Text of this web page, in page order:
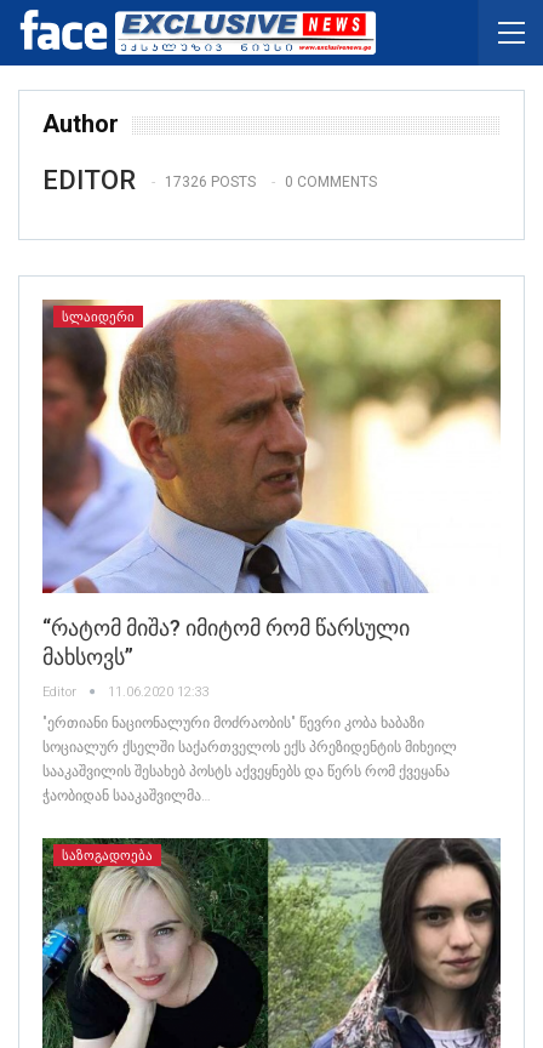
Author
EDITOR 17326 POSTS 0 COMMENTS
ᲡᲚᲐᲘᲓᲔᲠᲘ
“რატომ Მიშა? Იმიტომ Რომ Წარსული
Მახსოვს”
Editor 11.06.2020 12:33
"ერთიანი ნაციონალური მოძრაობის" წევრი კობა ხაბაზი
სოციალურ ქსელში საქართველოს ექს პრეზიდენტის მიხეილ
სააკაშვილის შესახებ პოსტს აქვეყნებს და წერს რომ ქვეყანა
ჭაობიდან სააკაშვილმა…
ᲡᲐᲖᲝᲒᲐᲓᲝᲔᲑᲐ